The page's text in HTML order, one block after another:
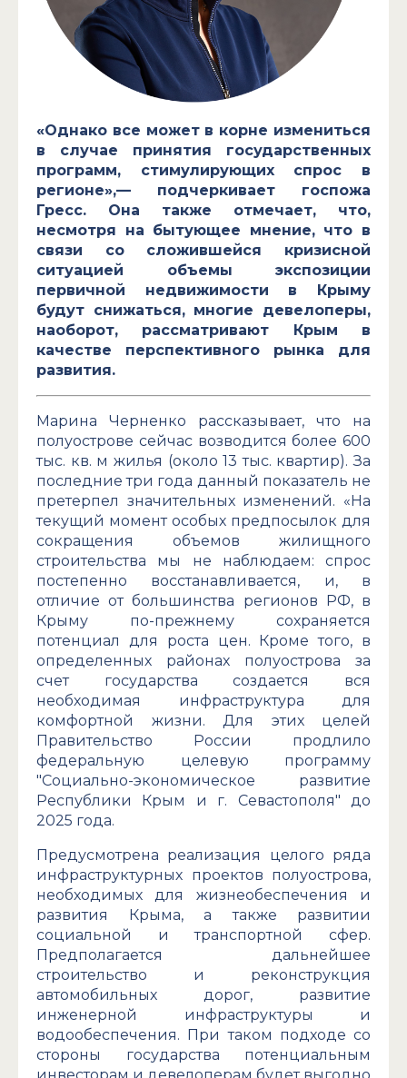
«Однако все может в корне измениться
в случае принятия государственных
программ, стимулирующих спрос в
регионе»,— подчеркивает госпожа
Гресс. Она также отмечает, что,
несмотря на бытующее мнение, что в
связи со сложившейся кризисной
ситуацией объемы экспозиции
первичной недвижимости в Крыму
будут снижаться, многие девелоперы,
наоборот, рассматривают Крым в
качестве перспективного рынка для
развития.
Марина Черненко рассказывает, что на
полуострове сейчас возводится более 600
тыс. кв. м жилья (около 13 тыс. квартир). За
последние три года данный показатель не
претерпел значительных изменений. «На
текущий момент особых предпосылок для
сокращения объемов жилищного
строительства мы не наблюдаем: спрос
постепенно восстанавливается, и, в
отличие от большинства регионов РФ, в
Крыму по-прежнему сохраняется
потенциал для роста цен. Кроме того, в
определенных районах полуострова за
счет государства создается вся
необходимая инфраструктура для
комфортной жизни. Для этих целей
Правительство России продлило
федеральную целевую программу
"Социально-экономическое развитие
Республики Крым и г. Севастополя" до
2025 года.
Предусмотрена реализация целого ряда
инфраструктурных проектов полуострова,
необходимых для жизнеобеспечения и
развития Крыма, а также развитии
социальной и транспортной сфер.
Предполагается дальнейшее
строительство и реконструкция
автомобильных дорог, развитие
инженерной инфраструктуры и
водообеспечения. При таком подходе со
стороны государства потенциальным
инвесторам и девелоперам будет выгодно